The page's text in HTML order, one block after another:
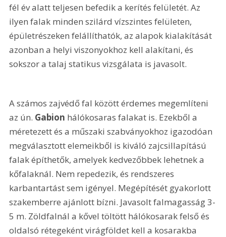
fél év alatt teljesen befedik a kerítés felületét. Az
ilyen falak minden szilárd vízszintes felületen,
épületrészeken felállíthatók, az alapok kialakítását
azonban a helyi viszonyokhoz kell alakítani, és
sokszor a talaj statikus vizsgálata is javasolt.
A számos zajvédő fal között érdemes megemlíteni
az ún. Gabion hálókosaras falakat is. Ezekből a
méretezett és a műszaki szabványokhoz igazodóan
megválasztott elemeikből is kiváló zajcsillapítású
falak építhetők, amelyek kedvezőbbek lehetnek a
kőfalaknál. Nem repedezik, és rendszeres
karbantartást sem igényel. Megépítését gyakorlott
szakemberre ajánlott bízni. Javasolt falmagasság 3-
5 m. Zöldfalnál a kővel töltött hálókosarak felső és
oldalsó rétegeként virágföldet kell a kosarakba